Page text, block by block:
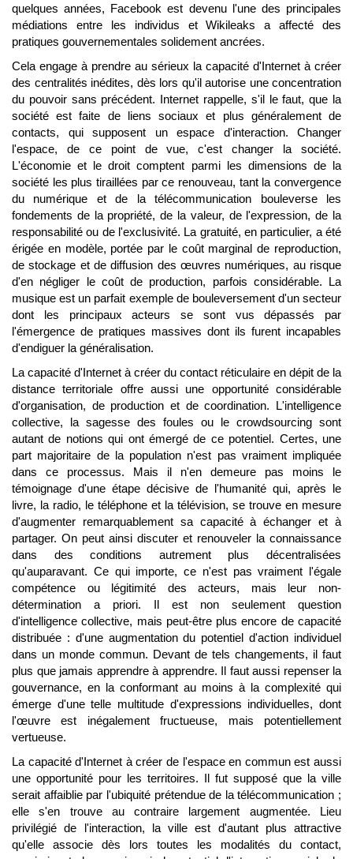
quelques années, Facebook est devenu l'une des principales
médiations entre les individus et Wikileaks a affecté des
pratiques gouvernementales solidement ancrées.
Cela engage à prendre au sérieux la capacité d'Internet à créer
des centralités inédites, dès lors qu'il autorise une concentration
du pouvoir sans précédent. Internet rappelle, s'il le faut, que la
société est faite de liens sociaux et plus généralement de
contacts, qui supposent un espace d'interaction. Changer
l'espace, de ce point de vue, c'est changer la société.
L'économie et le droit comptent parmi les dimensions de la
société les plus tiraillées par ce renouveau, tant la convergence
du numérique et de la télécommunication bouleverse les
fondements de la propriété, de la valeur, de l'expression, de la
responsabilité ou de l'exclusivité. La gratuité, en particulier, a été
érigée en modèle, portée par le coût marginal de reproduction,
de stockage et de diffusion des œuvres numériques, au risque
d'en négliger le coût de production, parfois considérable. La
musique est un parfait exemple de bouleversement d'un secteur
dont les principaux acteurs se sont vus dépassés par
l'émergence de pratiques massives dont ils furent incapables
d'endiguer la généralisation.
La capacité d'Internet à créer du contact réticulaire en dépit de la
distance territoriale offre aussi une opportunité considérable
d'organisation, de production et de coordination. L'intelligence
collective, la sagesse des foules ou le crowdsourcing sont
autant de notions qui ont émergé de ce potentiel. Certes, une
part majoritaire de la population n'est pas vraiment impliquée
dans ce processus. Mais il n'en demeure pas moins le
témoignage d'une étape décisive de l'humanité qui, après le
livre, la radio, le téléphone et la télévision, se trouve en mesure
d'augmenter remarquablement sa capacité à échanger et à
partager. On peut ainsi discuter et renouveler la connaissance
dans des conditions autrement plus décentralisées
qu'auparavant. Ce qui importe, ce n'est pas vraiment l'égale
compétence ou légitimité des acteurs, mais leur non-
détermination a priori. Il est non seulement question
d'intelligence collective, mais peut-être plus encore de capacité
distribuée : d'une augmentation du potentiel d'action individuel
dans un monde commun. Devant de tels changements, il faut
plus que jamais apprendre à apprendre. Il faut aussi repenser la
gouvernance, en la conformant au moins à la complexité qui
émerge d'une telle multitude d'expressions individuelles, dont
l'œuvre est inégalement fructueuse, mais potentiellement
vertueuse.
La capacité d'Internet à créer de l'espace en commun est aussi
une opportunité pour les territoires. Il fut supposé que la ville
serait affaiblie par l'ubiquité prétendue de la télécommunication ;
elle s'en trouve au contraire largement augmentée. Lieu
privilégié de l'interaction, la ville est d'autant plus attractive
qu'elle associe dès lors toutes les modalités du contact,